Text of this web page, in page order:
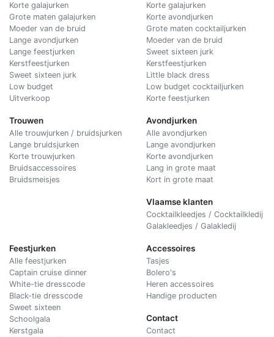
Korte galajurken
Grote maten galajurken
Moeder van de bruid
Lange avondjurken
Lange feestjurken
Kerstfeestjurken
Sweet sixteen jurk
Low budget
Uitverkoop
Trouwen
Alle trouwjurken / bruidsjurken
Lange bruidsjurken
Korte trouwjurken
Bruidsaccessoires
Bruidsmeisjes
Korte galajurken
Korte avondjurken
Grote maten cocktailjurken
Moeder van de bruid
Sweet sixteen jurk
Kerstfeestjurken
Little black dress
Low budget cocktailjurken
Korte feestjurken
Avondjurken
Alle avondjurken
Lange avondjurken
Korte avondjurken
Lang in grote maat
Kort in grote maat
Vlaamse klanten
Cocktailkleedjes / Cocktailkledij
Galakleedjes / Galakledij
Feestjurken
Alle feestjurken
Captain cruise dinner
White-tie dresscode
Black-tie dresscode
Sweet sixteen
Schoolgala
Kerstgala
Accessoires
Tasjes
Bolero's
Heren accessoires
Handige producten
Contact
Contact